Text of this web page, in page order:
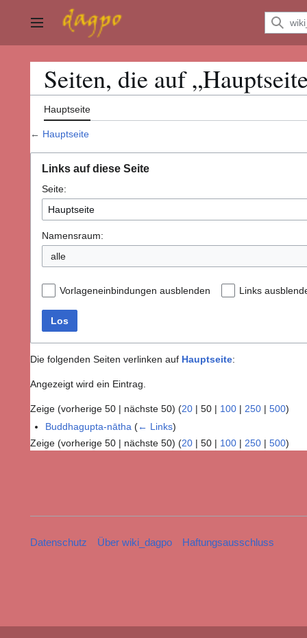
Inhalt Hauptmenü
Seiten, die auf
Hauptseite
← Hauptseite
Links auf diese Seite
Seite:
Namensraum:
alle
Vorlageneinbindungen ausblenden Links
Los
Die folgenden Seiten verlinken auf Hauptseite:
Angezeigt wird ein Eintrag.
Zeige (vorherige 50 | nächste 50) (20 | 50 | 100 | 250 | 500)
Buddhagupta-nātha (← Links)
Zeige (vorherige 50 | nächste 50) (20 | 50 | 100 | 250 | 500)
Datenschutz Über wiki_dagpo Haftungsausschluss